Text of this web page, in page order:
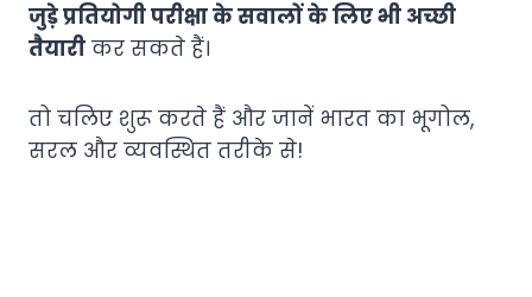
जुड़े प्रतियोगी परीक्षा के सवालों के लिए भी अच्छी
तैयारी कर सकते हैं।
तो चलिए शुरू करते हैं और जानें भारत का भूगोल,
सरल और व्यवस्थित तरीके से!